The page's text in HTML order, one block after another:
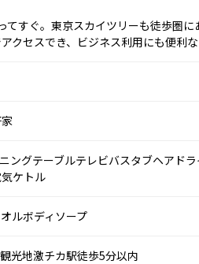
すぐ。東京スカイツリーも徒歩圏
クセスでき、ビジネス利用にも便利
ングテーブルテレビバスタブヘアド
ケトル
ルボディソープ
観光地激チカ駅徒歩5分以内